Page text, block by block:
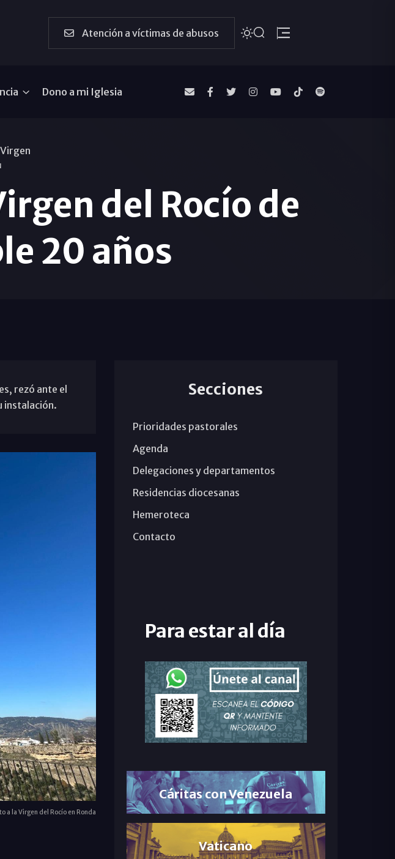
Atención a víctimas de abusos
Dono a mi Iglesia
del Rocío de
20 años
rezó ante el
instalación.
a la Virgen del Rocío en Ronda
Secciones
Prioridades pastorales
Agenda
Delegaciones y departamentos
Residencias diocesanas
Hemeroteca
Contacto
Para estar al día
Cáritas con Venezuela
Vaticano